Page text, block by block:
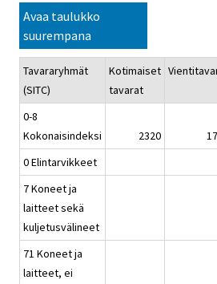
Avaa taulukko
suurempana
Tavararyhmät
(SITC)
Kotimaiset
tavarat
0-8
Kokonaisindeksi
2320
0 Elintarvikkeet
7 Koneet ja
laitteet sekä
kuljetusvälineet
71 Koneet ja
laitteet, ei